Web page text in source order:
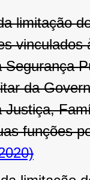
limitação
da
funções